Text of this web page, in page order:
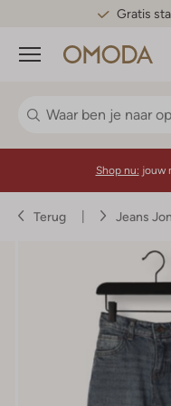
Gratis
Menu
Shop nu: jouw
Terug Jeans